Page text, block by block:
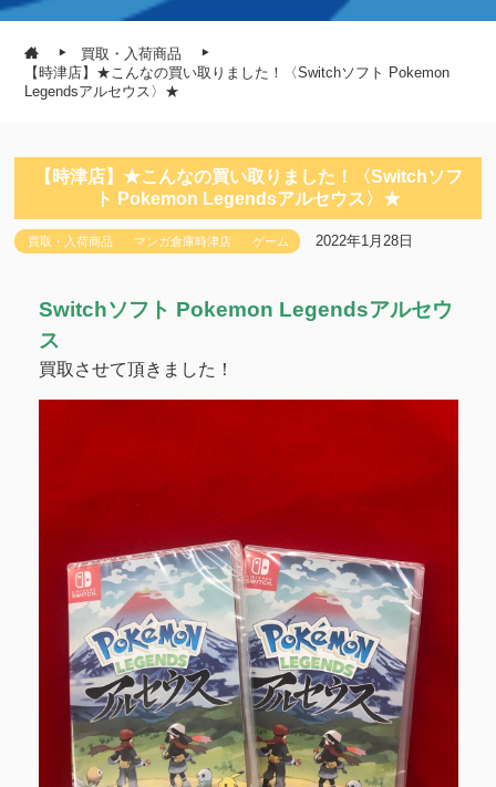
買取・入荷商品
【時津店】★こんなの買い取りました！〈Switchソフト Pokemon
Legendsアルセウス〉★
【時津店】★こんなの買い取りました！〈Switchソフ
ト Pokemon Legendsアルセウス〉★
買取・入荷商品 マンガ倉庫時津店 ゲーム 2022年1月28日
Switchソフト Pokemon Legendsアルセウ
ス
買取させて頂きました！